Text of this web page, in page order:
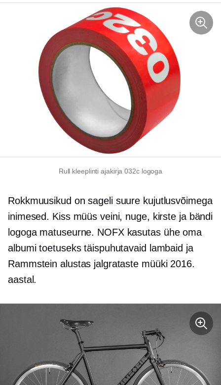
Rull kleeplinti ajakirja 032с logoga
Rokkmuusikud on sageli suure kujutlusvõimega
inimesed. Kiss müüs veini, nuge, kirste ja bändi
logoga matuseurne. NOFX kasutas ühe oma
albumi toetuseks täispuhutavaid lambaid ja
Rammstein alustas jalgrataste müüki 2016.
aastal.